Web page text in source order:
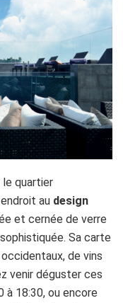
quartier
au design
et cernée de verre
Sa carte
de vins
venir déguster ces
à 18:30, ou encore